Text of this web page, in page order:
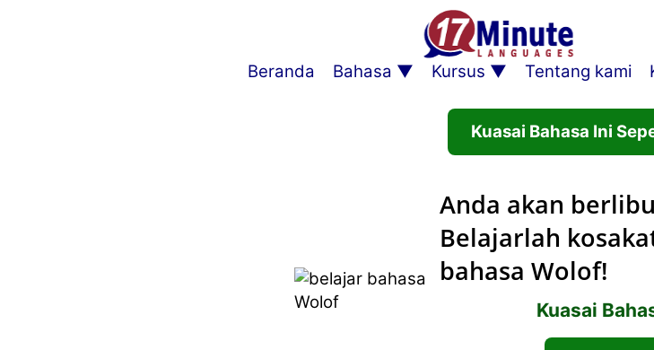
Beranda Bahasa Kursus Tentang kami
Kuasai Bahasa Ini
Anda akan
Belajarlah
bahasa Wolof!
Kuasai